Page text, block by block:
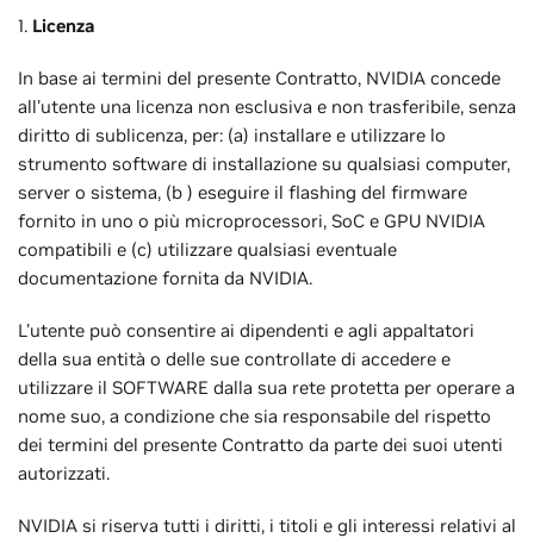
1. Licenza
In base ai termini del presente Contratto, NVIDIA concede
all'utente una licenza non esclusiva e non trasferibile, senza
diritto di sublicenza, per: (a) installare e utilizzare lo
strumento software di installazione su qualsiasi computer,
server o sistema, (b ) eseguire il flashing del firmware
fornito in uno o più microprocessori, SoC e GPU NVIDIA
compatibili e (c) utilizzare qualsiasi eventuale
documentazione fornita da NVIDIA.
L'utente può consentire ai dipendenti e agli appaltatori
della sua entità o delle sue controllate di accedere e
utilizzare il SOFTWARE dalla sua rete protetta per operare a
nome suo, a condizione che sia responsabile del rispetto
dei termini del presente Contratto da parte dei suoi utenti
autorizzati.
NVIDIA si riserva tutti i diritti, i titoli e gli interessi relativi al